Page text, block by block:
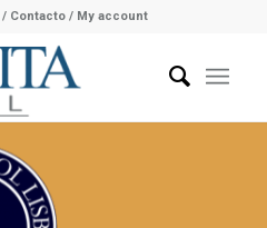
/ Contacto/ My account